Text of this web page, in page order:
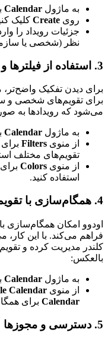
به ماژول Calendar
روی Create کلیک
جزئیات رویداد را
نظر (شخصی یا
3. استفاده از فیلترها و رنگ‌ها
برای دیدن تفکیک واضح‌تر،
برای تقویم‌های شخصی و
می‌شود که رویدادها به
به ماژول Calendar
از منوی Filters
تقویم‌های مختلف
از منوی Colors
استفاده کنید.
4. همگام‌سازی با تقویم‌های خارجی
اودوو امکان همگام‌سازی
فراهم می‌کند. با این
کلندر مدیریت کرده و تقویم
بالعکس:
به ماژول Calendar
از منوی Calendar
Calendar برای
5. دسترسی و مجوزها